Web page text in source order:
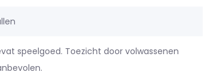
speelgoed. Toezicht door volwassenen